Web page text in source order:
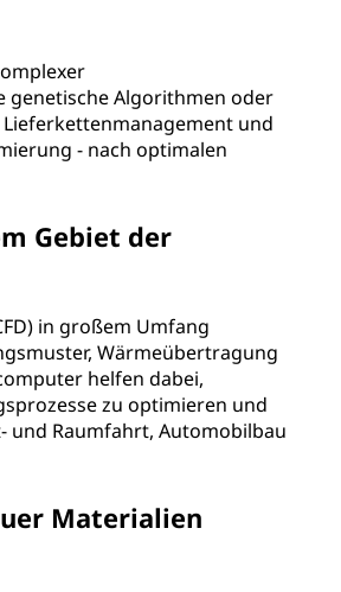
Algorithmen oder
und
- nach optimalen
Gebiet der
in großem Umfang
Wärmeübertragung
helfen dabei,
zu optimieren und
und Raumfahrt, Automobilbau
Materialien